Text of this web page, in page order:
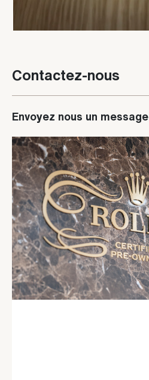
Contactez-nous
Envoyez nous un message